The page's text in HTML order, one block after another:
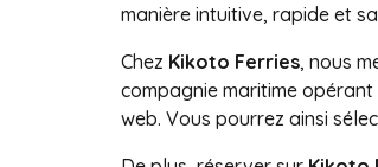
manière intuitive, rapide et
Chez Kikoto Ferries, nous
compagnie maritime
web. Vous pourrez ainsi